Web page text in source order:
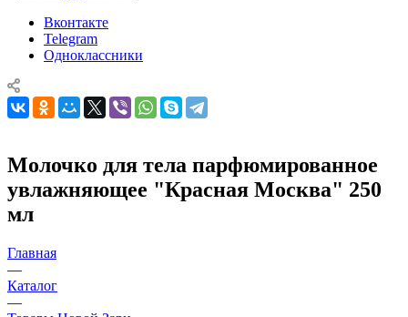
Вконтакте
Telegram
Одноклассники
Молочко для тела парфюмированное
увлажняющее "Красная Москва" 250
мл
Главная
—
Каталог
—